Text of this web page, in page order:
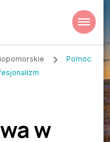
Pomoc
w